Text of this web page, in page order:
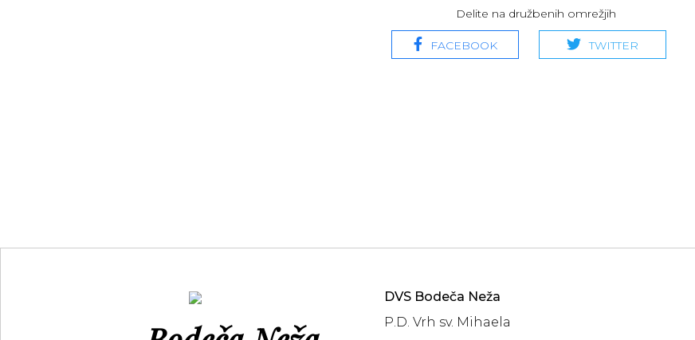
Delite na družbenih omrežjih
FACEBOOK TWITTER
DVS Bodeča Neža
P.D. Vrh sv. Mihaela